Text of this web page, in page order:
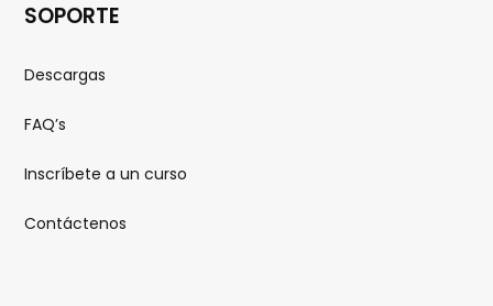
SOPORTE
Descargas
FAQ’s
Inscríbete a un curso
Contáctenos